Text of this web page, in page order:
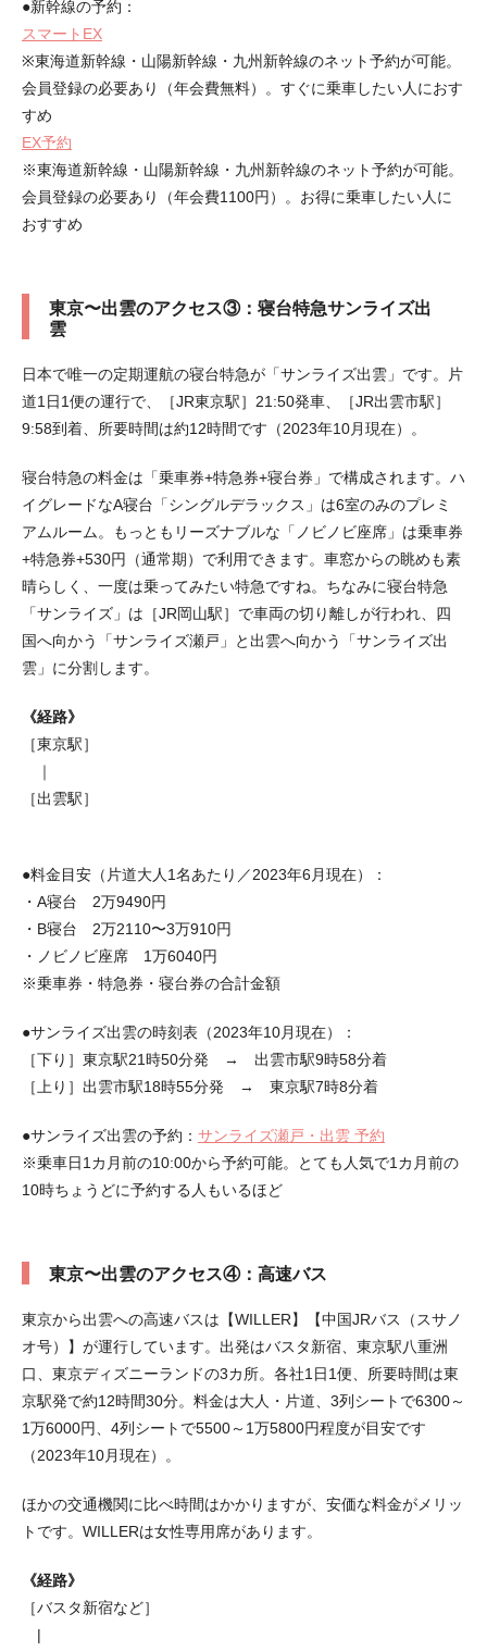
●新幹線の予約：
スマートEX
※東海道新幹線・山陽新幹線・九州新幹線のネット予約が可能。
会員登録の必要あり（年会費無料）。すぐに乗車したい人におす
すめ
EX予約
※東海道新幹線・山陽新幹線・九州新幹線のネット予約が可能。
会員登録の必要あり（年会費1100円）。お得に乗車したい人に
おすすめ
東京〜出雲のアクセス③：寝台特急サンライズ出
雲
日本で唯一の定期運航の寝台特急が「サンライズ出雲」です。片
道1日1便の運行で、［JR東京駅］21:50発車、［JR出雲市駅］
9:58到着、所要時間は約12時間です（2023年10月現在）。
寝台特急の料金は「乗車券+特急券+寝台券」で構成されます。ハ
イグレードなA寝台「シングルデラックス」は6室のみのプレミ
アムルーム。もっともリーズナブルな「ノビノビ座席」は乗車券
+特急券+530円（通常期）で利用できます。車窓からの眺めも素
晴らしく、一度は乗ってみたい特急ですね。ちなみに寝台特急
「サンライズ」は［JR岡山駅］で車両の切り離しが行われ、四
国へ向かう「サンライズ瀬戸」と出雲へ向かう「サンライズ出
雲」に分割します。
《経路》
［東京駅］
｜
［出雲駅］
●料金目安（片道大人1名あたり／2023年6月現在）：
・A寝台 2万9490円
・B寝台 2万2110〜3万910円
・ノビノビ座席 1万6040円
※乗車券・特急券・寝台券の合計金額
●サンライズ出雲の時刻表（2023年10月現在）：
［下り］東京駅21時50分発 → 出雲市駅9時58分着
［上り］出雲市駅18時55分発 → 東京駅7時8分着
●サンライズ出雲の予約： サンライズ瀬戸・出雲 予約
※乗車日1カ月前の10:00から予約可能。とても人気で1カ月前の
10時ちょうどに予約する人もいるほど
東京〜出雲のアクセス④：高速バス
東京から出雲への高速バスは【WILLER】【中国JRバス（スサノ
オ号）】が運行しています。出発はバスタ新宿、東京駅八重洲
口、東京ディズニーランドの3カ所。各社1日1便、所要時間は東
京駅発で約12時間30分。料金は大人・片道、3列シートで6300～
1万6000円、4列シートで5500～1万5800円程度が目安です
（2023年10月現在）。
ほかの交通機関に比べ時間はかかりますが、安価な料金がメリッ
トです。WILLERは女性専用席があります。
《経路》
［バスタ新宿など］
|